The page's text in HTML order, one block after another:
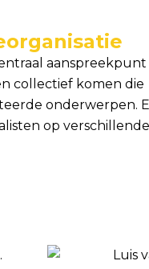
collectief komen die
onderwerpen.
op verschillende